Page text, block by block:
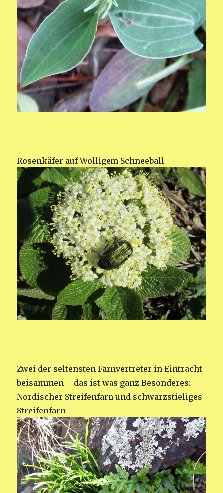
Rosenkäfer auf Wolligem Schneeball
Zwei der seltensten Farnvertreter in Eintracht
beisammen – das ist was ganz Besonderes:
Nordischer Streifenfarn und schwarzstieliges
Streifenfarn